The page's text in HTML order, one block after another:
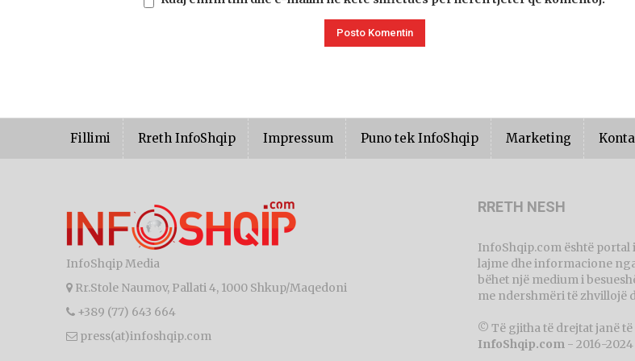
Fillimi Rreth InfoShqip Impressum Puno tek InfoShqip Marketing
InfoShqip Media
Rr.Stole Naumov, Pallati 4, 1000 Shkup/Maqedoni
+389 (77) 643 664
press(at)infoshqip.com
RRETH NESH
InfoShqip.com është
lajme dhe informacione
bëhet një medium i
me ndershmëri të zhvillojë
© Të gjitha të drejtat janë
InfoShqip.com - 2016-2024